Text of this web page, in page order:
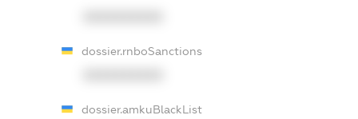
dossier.rnboSanctions
dossier.amkuBlackList